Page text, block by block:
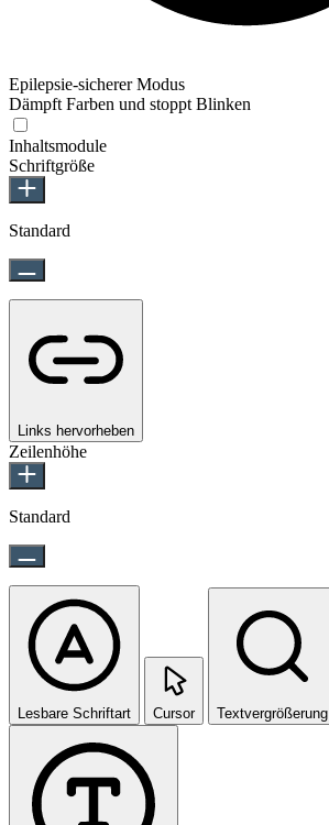
Epilepsie-sicherer Modus
Dämpft Farben und stoppt Blinken
Inhaltsmodule
Schriftgröße
Standard
Links hervorheben
Zeilenhöhe
Standard
Lesbare Schriftart Cursor Textvergrößerung